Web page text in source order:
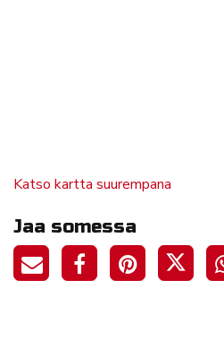
Katso kartta suurempana
Jaa somessa